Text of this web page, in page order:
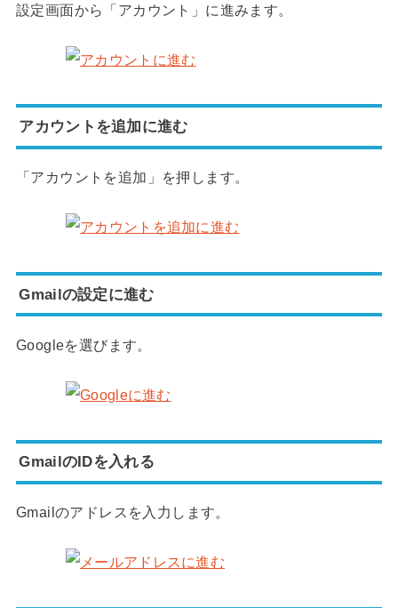
設定画面から「アカウント」に進みます。
アカウントを追加に進む
「アカウントを追加」を押します。
Gmailの設定に進む
Googleを選びます。
GmailのIDを入れる
Gmailのアドレスを入力します。